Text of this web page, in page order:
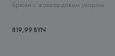
Брюки с жаккардовым узором
819,99 BYN